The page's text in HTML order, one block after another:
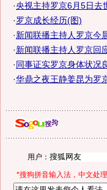
·央视主持罗京6月5日去
·罗京成长经历(图)
·新闻联播主持人罗京今
·新闻联播主持人罗京回
·同事证实罗京身体状况
·华鼎之夜王静姜昆为罗
用户：
*搜狗拼音输入法，中文处